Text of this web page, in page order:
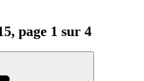
page 1 sur 4